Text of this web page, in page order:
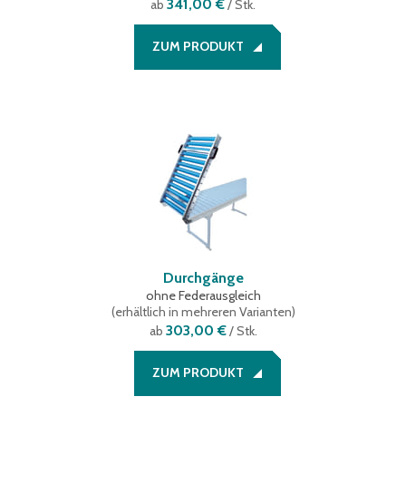
ab 341,00 €/ Stk.
ZUM PRODUKT
Durchgänge
ohne Federausgleich
(erhältlich in mehreren Varianten)
ab 303,00 €/ Stk.
ZUM PRODUKT